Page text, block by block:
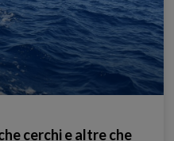
cerchi e altre che